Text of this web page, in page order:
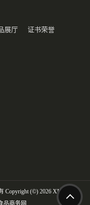
展厅 证书荣誉
Copyright (©) 2026 XML